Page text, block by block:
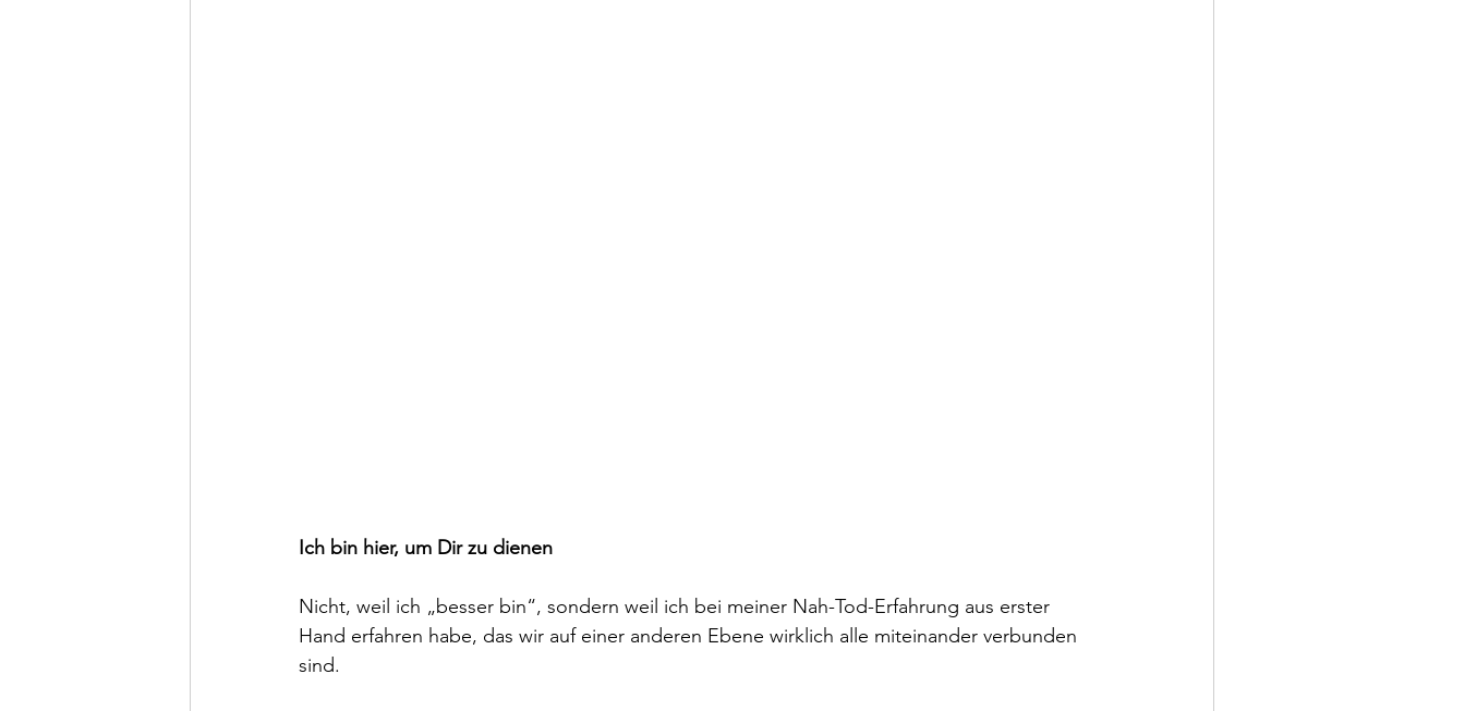
Ich bin hier, um Dir zu dienen
Nicht, weil ich „besser bin“, sondern weil ich bei meiner Nah-Tod-Erfahrung aus erster
Hand erfahren habe, das wir auf einer anderen Ebene wirklich alle miteinander verbunden
sind.